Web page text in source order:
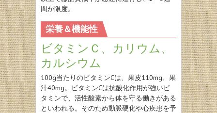
間が限度。
栄養＆機能性
ビタミンＣ、カリウム、
カルシウム
100g当たりのビタミンCは、果皮110mg、果
汁40mg。ビタミンCは抗酸化作用が強いビ
タミンで、活性酸素から体を守る働きがある
といわれる。そのため動脈硬化や心疾患を予